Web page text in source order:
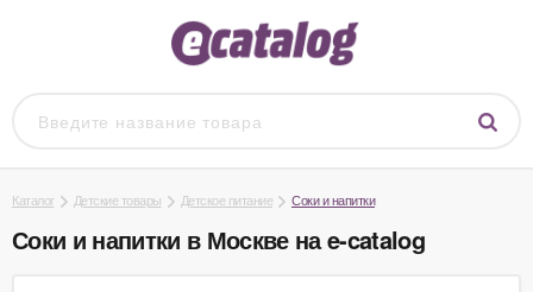
Каталог Детские товары Детское питание Соки и напитки
Соки и напитки в Москве на e-catalog